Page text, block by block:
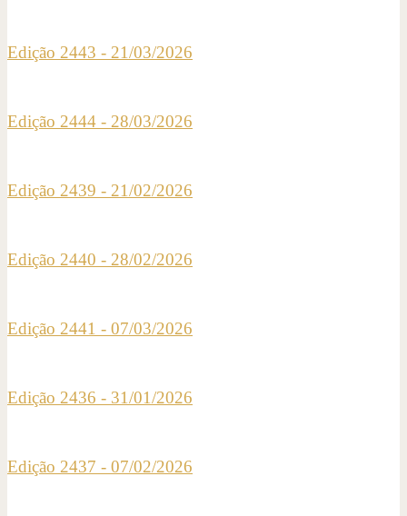
Edição 2443 - 21/03/2026
Edição 2444 - 28/03/2026
Edição 2439 - 21/02/2026
Edição 2440 - 28/02/2026
Edição 2441 - 07/03/2026
Edição 2436 - 31/01/2026
Edição 2437 - 07/02/2026